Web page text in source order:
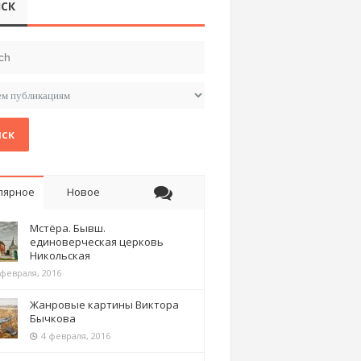
Новое
Мстёра. Бывш.
единоверческая церковь
Никольская
2016
Жанровые картины Виктора
Бычкова
4 февраля, 2016